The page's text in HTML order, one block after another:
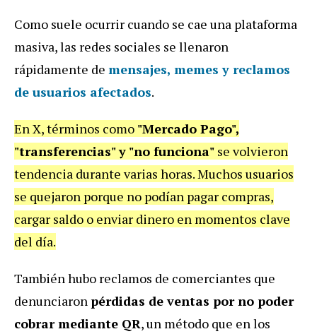
Como suele ocurrir cuando se cae una plataforma
masiva, las redes sociales se llenaron
rápidamente de mensajes, memes y reclamos
de usuarios afectados.
En X, términos como "Mercado Pago",
"transferencias" y "no funciona" se volvieron
tendencia durante varias horas. Muchos usuarios
se quejaron porque no podían pagar compras,
cargar saldo o enviar dinero en momentos clave
del día.
También hubo reclamos de comerciantes que
denunciaronpérdidas de ventas por no poder
cobrar mediante QR, un método que en los